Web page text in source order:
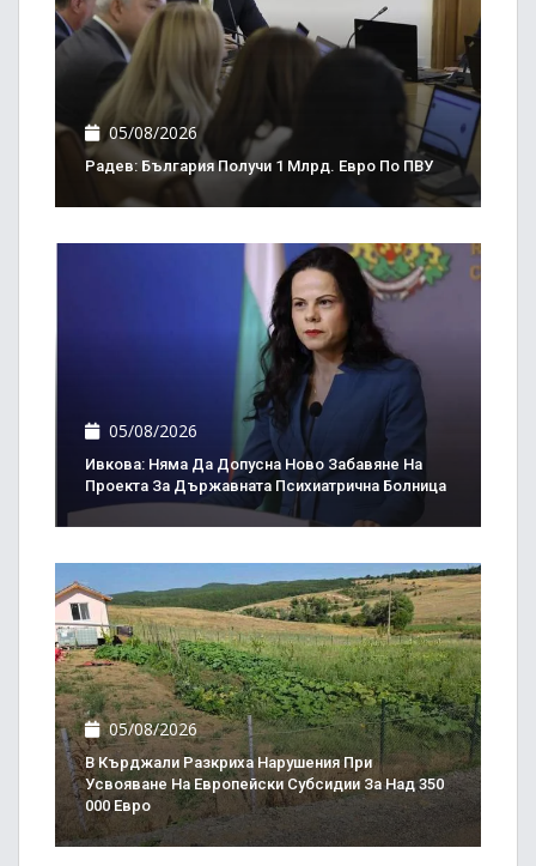
05/08/2026
Радев: България Получи 1 Млрд. Евро По ПВУ
05/08/2026
Ивкова: Няма Да Допусна Ново Забавяне На
Проекта За Държавната Психиатрична Болница
05/08/2026
В Кърджали Разкриха Нарушения При
Усвояване На Европейски Субсидии За Над 350
000 Евро